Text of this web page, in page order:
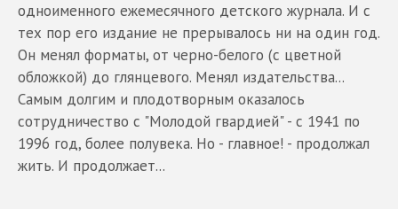
одноименного ежемесячного детского журнала. И с
тех пор его издание не прерывалось ни на один год.
Он менял форматы, от черно-белого (с цветной
обложкой) до глянцевого. Менял издательства...
Самым долгим и плодотворным оказалось
сотрудничество с "Молодой гвардией" - с 1941 по
1996 год, более полувека. Но - главное! - продолжал
жить. И продолжает...